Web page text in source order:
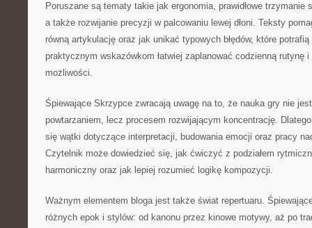
Poruszane są tematy takie jak ergonomia, prawidłowe trzymanie
a także rozwijanie precyzji w palcowaniu lewej dłoni. Teksty
równą artykulację oraz jak unikać typowych błędów, które
praktycznym wskazówkom łatwiej zaplanować codzienną rutynę
możliwości.
Śpiewające Skrzypce zwracają uwagę na to, że nauka gry nie
powtarzaniem, lecz procesem rozwijającym koncentrację.
się wątki dotyczące interpretacji, budowania emocji oraz pracy
Czytelnik może dowiedzieć się, jak ćwiczyć z podziałem
harmoniczny oraz jak lepiej rozumieć logikę kompozycji.
Ważnym elementem bloga jest także świat repertuaru.
różnych epok i stylów: od kanonu przez kinowe motywy, aż po